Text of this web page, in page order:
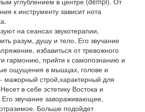
к инструменту зависит нота
на сеансах звукотерапии,
разум, душу и тело. Его звучание
избавиться от тревожного
гармонию, прийти к самопознанию и
ощущения в мышцах, голове и
мажорный строй,характерный для
в себе эстетику Востока и
звучание завораживающее,
Больше подойдет